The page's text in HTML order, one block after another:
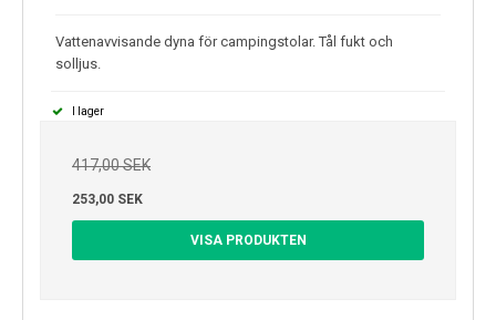
Vattenavvisande dyna för campingstolar. Tål fukt och
solljus.
I lager
417,00 SEK
253,00 SEK
VISA PRODUKTEN